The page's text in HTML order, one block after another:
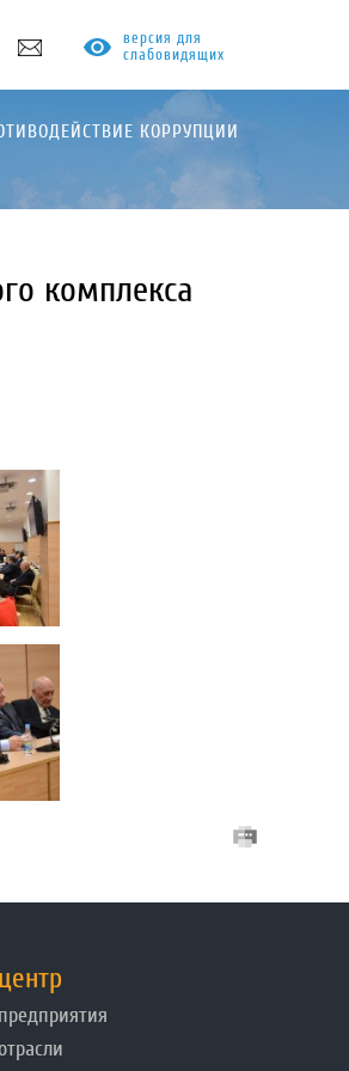
версия для
слабовидящих
КОРРУПЦИИ
комплекса